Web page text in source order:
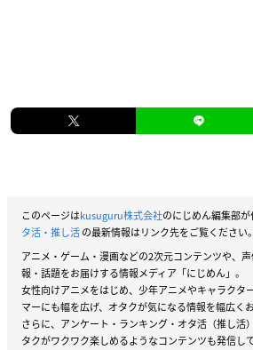
このページはkusuguru株式会社のにじめん編集部が
タ活・推し活の最新情報はリンク先をご覧ください。
アニメ・ゲーム・漫画などの2次元コンテンツや、
報・話題をお届けする情報メディア「にじめん」。
女性向けアニメをはじめ、少年アニメやキャラクタ
マーにも幅を広げ、オタクが気になる情報を幅広く
さらに、アンケート・ランキング・オタ活（推し活
タクがワクワク楽しめるようなコンテンツも発信して